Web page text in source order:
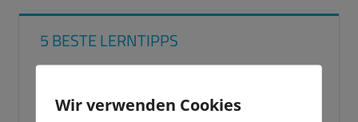
5 BESTE LERNTIPPS
Player
Wir verwenden Cookies